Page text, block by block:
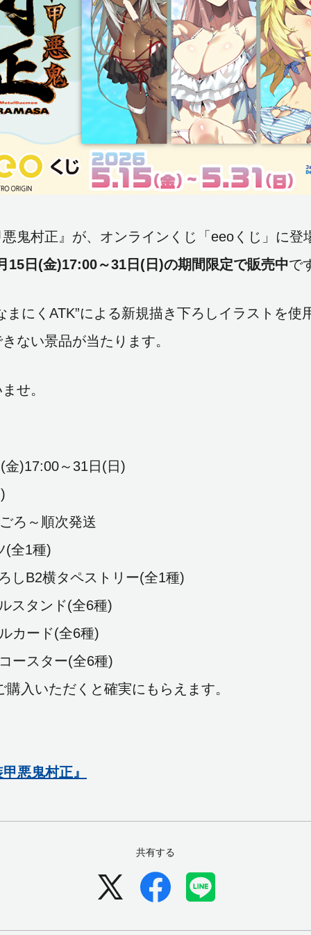
鬼村正』が、オンラインくじ「eeoくじ」に
15日(金)17:00～31日(日)の期間限定で販売中で
にくATK”による新規描き下ろしイラストを使
ない景品が当たります。
せ。
)17:00～31日(日)
ろ～順次発送
1種)
タペストリー(全1種)
ド(全6種)
ド(全6種)
ー(全6種)
入いただくと確実にもらえます。
悪鬼村正』
共有する